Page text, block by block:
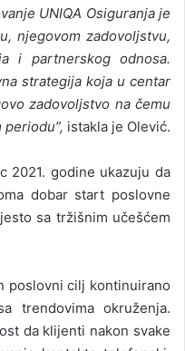
UNIQA Osiguranja je
njegovom zadovoljstvu,
i partnerskog odnosa.
strategija koja u centar
zadovoljstvo na čemu
istakla je Olević.
2021. godine ukazuju da
dobar start poslovne
sa tržišnim učešćem
poslovni cilj kontinuirano
trendovima okruženja.
da klijenti nakon svake